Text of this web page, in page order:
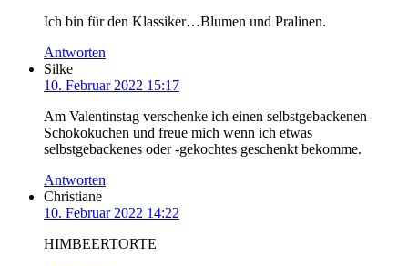
Ich bin für den Klassiker…Blumen und Pralinen.
Antworten
Silke
10. Februar 2022 15:17
Am Valentinstag verschenke ich einen selbstgebackenen
Schokokuchen und freue mich wenn ich etwas
selbstgebackenes oder -gekochtes geschenkt bekomme.
Antworten
Christiane
10. Februar 2022 14:22
HIMBEERTORTE